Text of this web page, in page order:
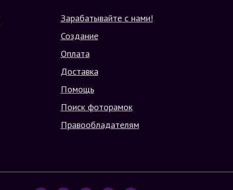
Зарабатывайте с нами!
Создание
Оплата
Доставка
Помощь
Поиск фоторамок
Правообладателям